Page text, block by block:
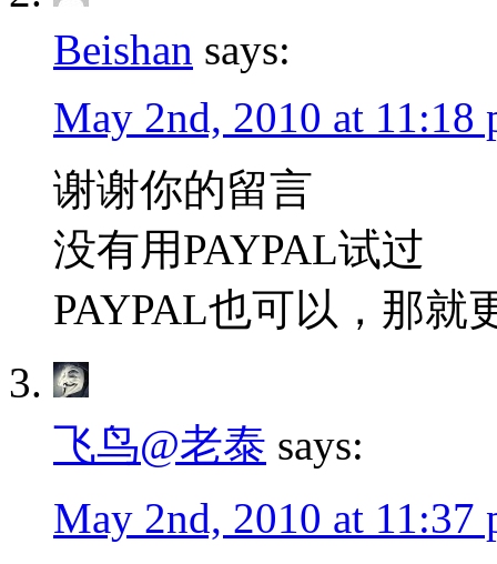
Beishan says:
May 2nd, 2010 at 11:18
谢谢你的留言
没有用PAYPAL试过
PAYPAL也可以，那就
飞鸟@老泰 says:
May 2nd, 2010 at 11:37